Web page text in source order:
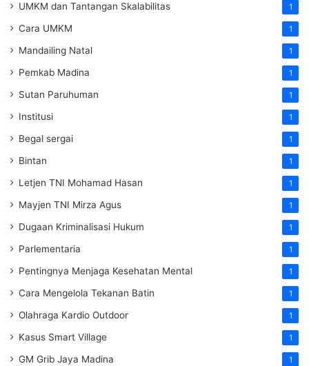
UMKM dan Tantangan Skalabilitas 1
Cara UMKM 1
Mandailing Natal 1
Pemkab Madina 1
Sutan Paruhuman 1
Institusi 1
Begal sergai 1
Bintan 1
Letjen TNI Mohamad Hasan 1
Mayjen TNI Mirza Agus 1
Dugaan Kriminalisasi Hukum 1
Parlementaria 1
Pentingnya Menjaga Kesehatan Mental 1
Cara Mengelola Tekanan Batin 1
Olahraga Kardio Outdoor 1
Kasus Smart Village 1
GM Grib Jaya Madina 1